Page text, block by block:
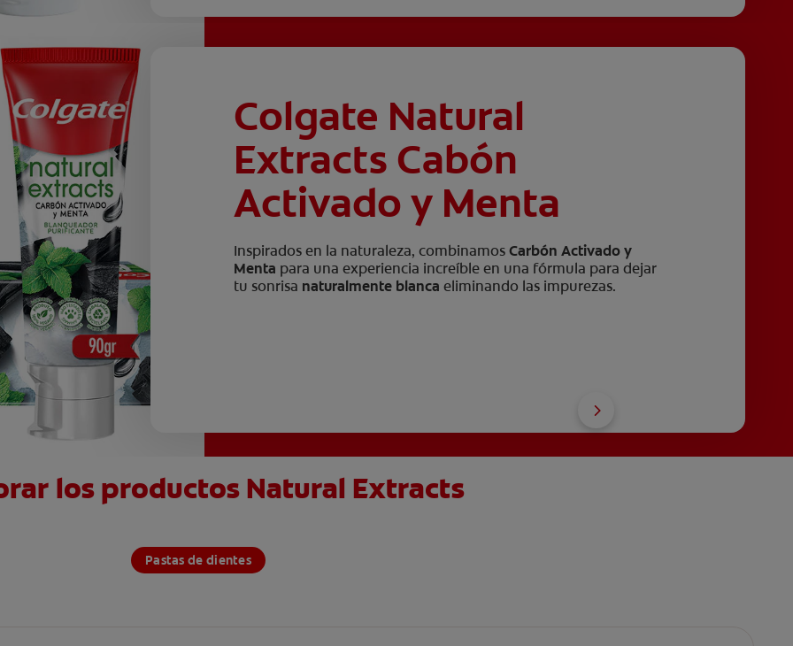
Colgate Natural
Extracts Cabón
Activado y Menta
Inspirados en la naturaleza, combinamosCarbón Activado y
Menta para una experiencia increíble en una fórmula para dejar
tu sonrisa naturalmente blanca eliminando las impurezas.
los productos Natural Extracts
Pastas de dientes